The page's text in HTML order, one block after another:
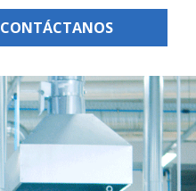
CONTÁCTANOS